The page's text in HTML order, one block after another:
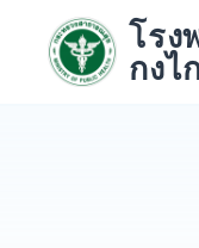
content
โรง
กงไ